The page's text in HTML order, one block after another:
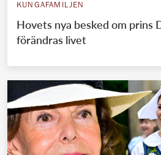
KUNGAFAMILJEN
Hovets nya besked om prins
förändras livet